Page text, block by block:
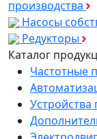
производства
Насосы
Редукторы
Каталог
Частотные
Устройства